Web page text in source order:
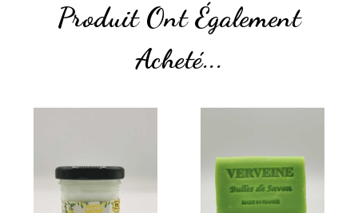
Produit Ont Également
Acheté...